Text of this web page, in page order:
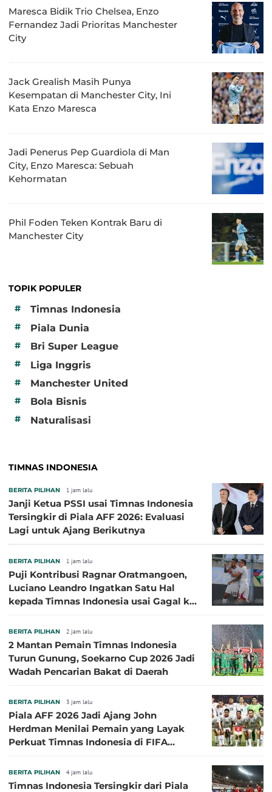
Maresca Bidik Trio Chelsea, Enzo
Fernandez Jadi Prioritas Manchester
City
Jack Grealish Masih Punya
Kesempatan di Manchester City, Ini
Kata Enzo Maresca
Jadi Penerus Pep Guardiola di Man
City, Enzo Maresca: Sebuah
Kehormatan
Phil Foden Teken Kontrak Baru di
Manchester City
TOPIK POPULER
#
Timnas Indonesia
# Piala Dunia
# Bri Super League
# Liga Inggris
# Manchester United
# Bola Bisnis
# Naturalisasi
TIMNAS INDONESIA
BERITA PILIHAN 1 jam lalu
Janji Ketua PSSI usai Timnas Indonesia
Tersingkir di Piala AFF 2026: Evaluasi
Lagi untuk Ajang Berikutnya
BERITA PILIHAN 1 jam lalu
Puji Kontribusi Ragnar Oratmangoen,
Luciano Leandro Ingatkan Satu Hal
kepada Timnas Indonesia usai Gagal ke
BERITA PILIHAN 2 jam lalu
2 Mantan Pemain Timnas Indonesia
Turun Gunung, Soekarno Cup 2026 Jadi
Wadah Pencarian Bakat di Daerah
BERITA PILIHAN 3 jam lalu
Piala AFF 2026 Jadi Ajang John
Herdman Menilai Pemain yang Layak
Perkuat Timnas Indonesia di FIFA
BERITA PILIHAN 4 jam lalu
Timnas Indonesia Tersingkir dari Piala